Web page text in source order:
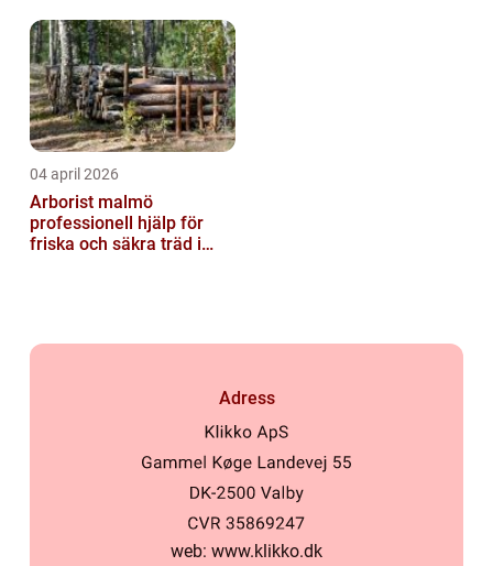
04 april 2026
Arborist malmö
professionell hjälp för
friska och säkra träd i
Adress
web: www.klikko.dk